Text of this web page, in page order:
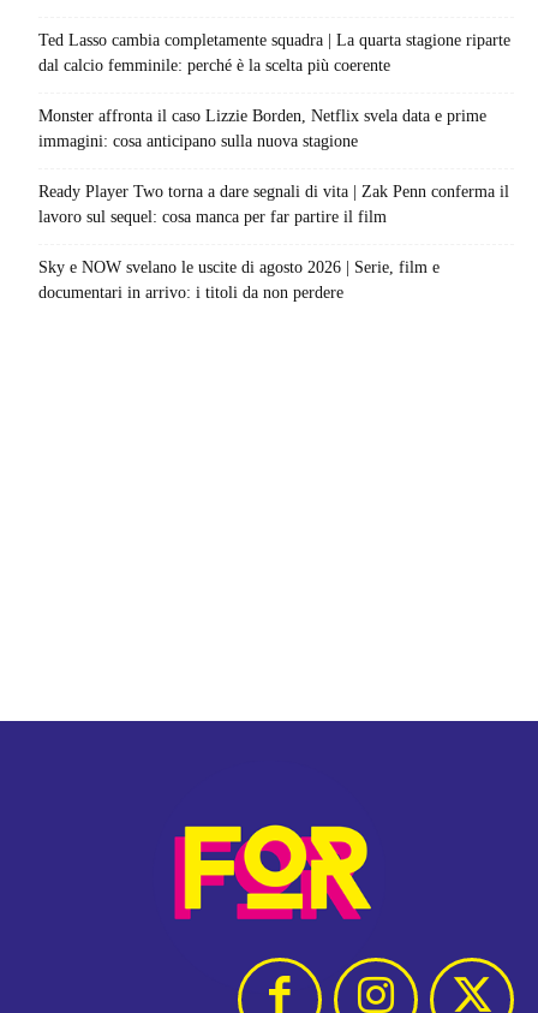
Ted Lasso cambia completamente squadra | La quarta stagione riparte
dal calcio femminile: perché è la scelta più coerente
Monster affronta il caso Lizzie Borden, Netflix svela data e prime
immagini: cosa anticipano sulla nuova stagione
Ready Player Two torna a dare segnali di vita | Zak Penn conferma il
lavoro sul sequel: cosa manca per far partire il film
Sky e NOW svelano le uscite di agosto 2026 | Serie, film e
documentari in arrivo: i titoli da non perdere